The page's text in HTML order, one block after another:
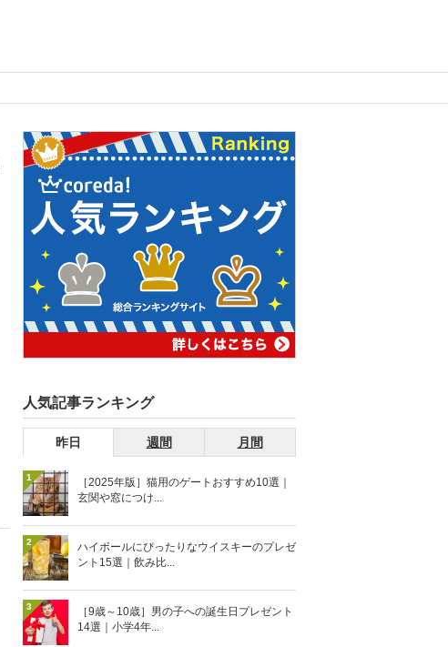
人気記事ランキング
昨日 週間 月間
1
［2025年版］猫用のゲートおすすめ10選｜
玄関や窓につけ...
2
ハイボールにぴったりなウイスキーのプレゼ
ント15選｜飲み比...
3
［9歳～10歳］男の子への誕生日プレゼント
14選｜小学4年...